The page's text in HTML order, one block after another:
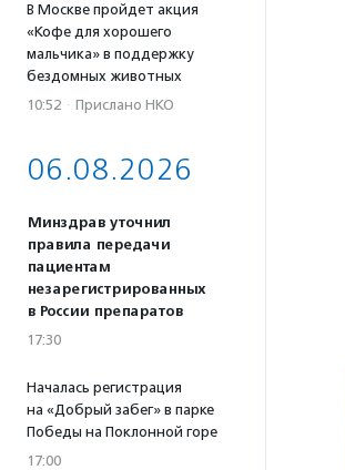
В Москве пройдет акция
«Кофе для хорошего
мальчика» в поддержку
бездомных животных
10:52 · Прислано НКО
06.08.2026
Минздрав уточнил
правила передачи
пациентам
незарегистрированных
в России препаратов
17:30
Началась регистрация
на «Добрый забег» в парке
Победы на Поклонной горе
17:00